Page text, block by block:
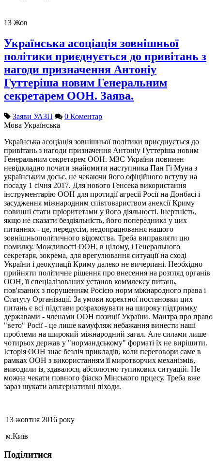
13 Жов
Українська асоціація зовнішньої
політики приєднується до привітань з
нагоди призначення Антоніу
Гуттеріша новим Генеральним
секретарем ООН. Заява.
Заяви УАЗП
0 Коментар
Мова Українська
Українська асоціація зовнішньої політики приєднується до
привітань з нагоди призначення Антоніу Гуттеріша новим
Генеральним секретарем ООН. МЗС України повинен
невідкладно почати знайомити наступника Пан Гі Муна з
українським досьє, не чекаючи його офіційного вступу на
посаду 1 січня 2017. Для нового Генсека використання
інструментарію ООН для протидії агресії Росії на Донбасі і
засудження міжнародним співтовариством анексії Криму
повинні стати пріоритетами у його діяльності. Інертність,
якщо не сказати бездіяльність, його попередника у цих
питаннях - це, передусім, недопрацювання нашого
зовнішньополітичного відомства. Треба виправляти цю
помилку. Можливості ООН, в цілому, і Генерального
секретаря, зокрема, для врегулювання ситуації на сході
України і деокупації Криму далеко не вичерпані. Необхідно
прийняти політичне рішення про внесення на розгляд органів
ООН, її спеціалізованих установ коммлексу питань,
пов'язаних з порушенням Росією норм міжнародного права і
Статуту Організації. За умови коректної постановки цих
питань є всі підстави розраховувати на широку підтримку
державами - членами ООН позиції України. Мантра про право
"вето" Росії - це лише камуфляж небажання винести наші
проблеми на широкий міжнародний загал. Але силами лише
чотирьох держав у "нормандському" форматі їх не вирішити.
Історія ООН знає безліч прикладів, коли переговори саме в
рамках ООН з використанням її миротворчих механізмів,
виводили із, здавалося, абсолютно тупикових ситуацій. Не
можна чекати повного фіаско Мінського прцесу. Треба вже
зараз шукати альтернативні піходи.
13 жовтня 2016 року
м.Київ
Поділитися